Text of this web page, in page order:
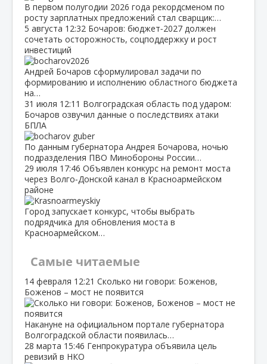
В первом полугодии 2026 года рекордсменом по
росту зарплатных предложений стал сварщик:…
5 августа 12:32 Бочаров: бюджет‑2027 должен
сочетать осторожность, соцподдержку и рост
инвестиций
Андрей Бочаров сформулировал задачи по
формированию и исполнению областного бюджета
на…
31 июля 12:11 Волгоградская область под ударом:
Бочаров озвучил данные о последствиях атаки
БПЛА
По данным губернатора Андрея Бочарова, ночью
подразделения ПВО Минобороны России…
29 июля 17:46 Объявлен конкурс на ремонт моста
через Волго‑Донской канал в Красноармейском
районе
Город запускает конкурс, чтобы выбрать
подрядчика для обновления моста в
Красноармейском…
Самые читаемые
14 февраля 12:21 Сколько ни говори: Боженов,
Боженов – мост не появится
Накануне на официальном портале губернатора
Волгоградской области появилась…
28 марта 15:46 Генпрокуратура объявила цель
ревизий в НКО